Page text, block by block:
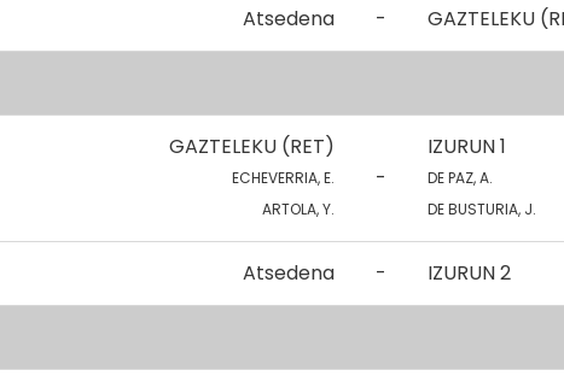
Atsedena - GAZTELEKU
GAZTELEKU (RET)
ECHEVERRIA, E.
ARTOLA, Y.
-
IZURUN 1
DE PAZ, A.
DE BUSTURIA, J.
Atsedena - IZURUN 2